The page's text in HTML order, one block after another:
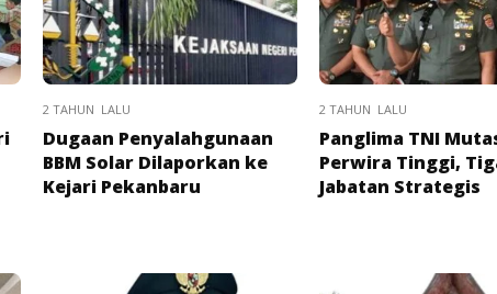
2 TAHUN LALU
Dugaan Penyalahgunaan
BBM Solar Dilaporkan ke
Kejari Pekanbaru
2 TAHUN LALU
Panglima TNI
Perwira Tinggi,
Jabatan Strategis